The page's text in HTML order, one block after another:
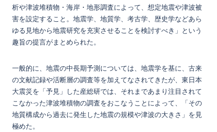
析や津波堆積物・海岸・地形調査によって、想定地震や津波被
害を設定すること。地震学、地質学、考古学、歴史学などあら
ゆる見地から地震研究を充実させることを検討すべき」という
趣旨の提言がまとめられた。
一般的に、地震の中長期予測については、地震学を基に、古来
の文献記録や活断層の調査等を加えてなされてきたが、東日本
大震災を「予見」した産総研では、それまであまり注目されて
こなかった津波堆積物の調査をおこなうことによって、「その
地質構成から過去に発生した地震の規模や津波の大きさ」を見
極めた。